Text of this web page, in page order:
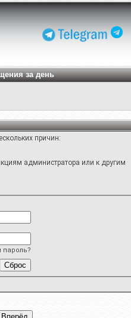
за день
причин:
администратора или к другим
пароль?